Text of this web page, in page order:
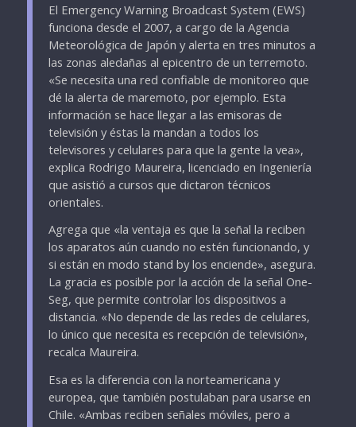
El Emergency Warning Broadcast System (EWS)
funciona desde el 2007, a cargo de la Agencia
Meteorológica de Japón y alerta en tres minutos a
las zonas aledañas al epicentro de un terremoto.
«Se necesita una red confiable de monitoreo que
dé la alerta de maremoto, por ejemplo. Esta
información se hace llegar a las emisoras de
televisión y éstas la mandan a todos los
televisores y celulares para que la gente la vea»,
explica Rodrigo Maureira, licenciado en Ingeniería
que asistió a cursos que dictaron técnicos
orientales.
Agrega que «la ventaja es que la señal la reciben
los aparatos aún cuando no estén funcionando, y
si están en modo stand by los enciende», asegura.
La gracia es posible por la acción de la señal One-
Seg, que permite controlar los dispositivos a
distancia. «No depende de las redes de celulares,
lo único que necesita es recepción de televisión»,
recalca Maureira.
Esa es la diferencia con la norteamericana y
europea, que también postulaban para usarse en
Chile. «Ambas reciben señales móviles, pero a